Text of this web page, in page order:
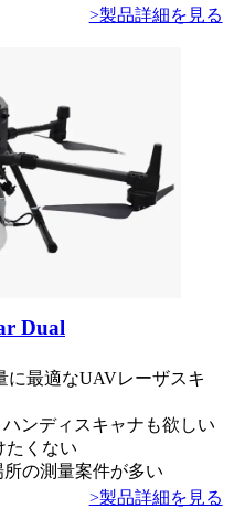
>製品詳細を見る
Dual
に最適なUAVレーザスキ
ンディスキャナも欲しい
たくない
の測量案件が多い
>製品詳細を見る